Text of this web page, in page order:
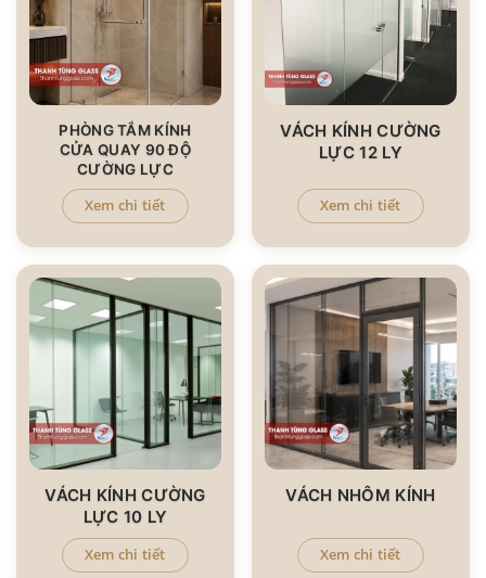
PHÒNG TẮM KÍNH
CỬA QUAY 90 ĐỘ
CƯỜNG LỰC
Xem chi tiết
VÁCH KÍNH CƯỜNG
LỰC 12 LY
Xem chi tiết
VÁCH KÍNH CƯỜNG
LỰC 10 LY
Xem chi tiết
VÁCH NHÔM KÍNH
Xem chi tiết